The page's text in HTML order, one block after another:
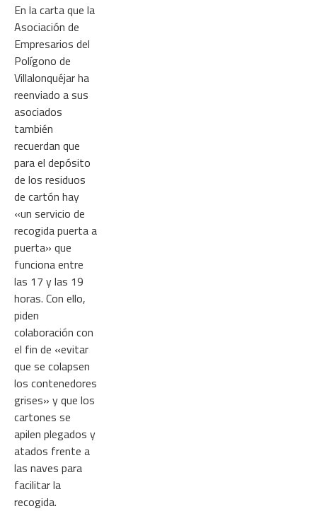
En la carta que la
Asociación de
Empresarios del
Polígono de
Villalonquéjar ha
reenviado a sus
asociados
también
recuerdan que
para el depósito
de los residuos
de cartón hay
«un servicio de
recogida puerta a
puerta» que
funciona entre
las 17 y las 19
horas. Con ello,
piden
colaboración con
el fin de «evitar
que se colapsen
los contenedores
grises» y que los
cartones se
apilen plegados y
atados frente a
las naves para
facilitar la
recogida.